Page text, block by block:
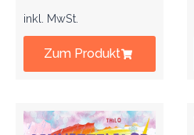
inkl. MwSt.
Zum Produkt